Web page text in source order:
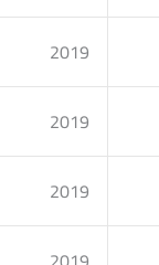
2019
2019
2019